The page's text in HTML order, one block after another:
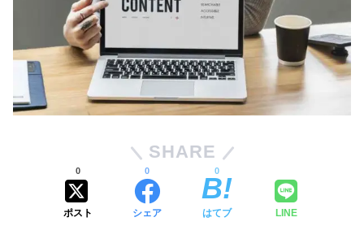
SHARE
ポスト
0
シェア
0
はてブ
0
LINE